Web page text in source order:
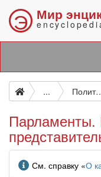
Э Мир
...
Информация
См. справку «О